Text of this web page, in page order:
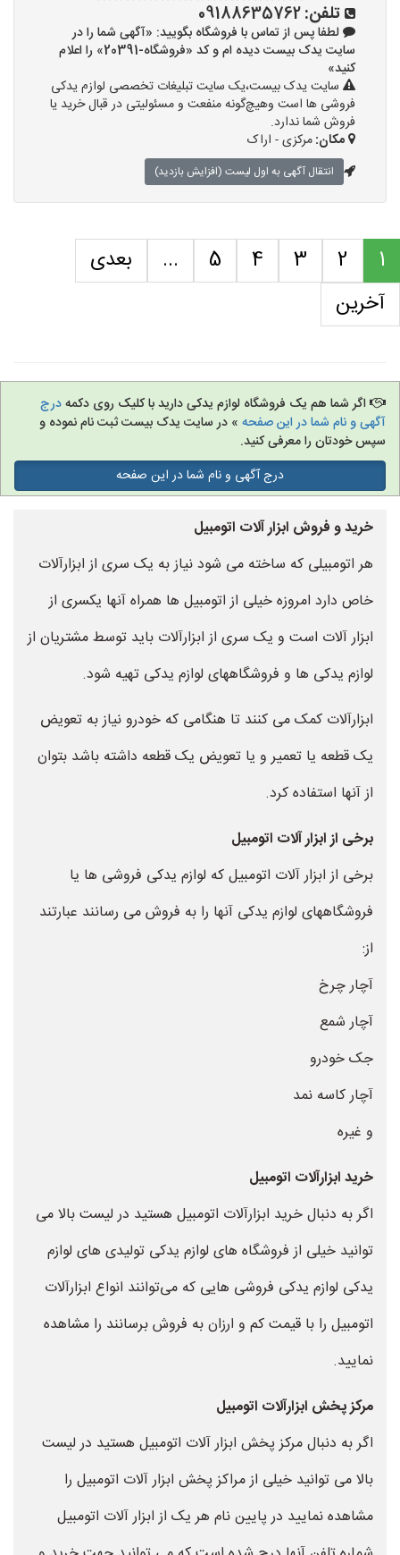
تلفن:09188635762
لطفا پس از تماس با فروشگاه بگویید: «آگهی شما را در
سایت یدک بیست دیده ام و کد «فروشگاه-20391» را اعلام
کنید»
سایت یدک بیست،یک سایت تبلیغات تخصصی لوازم یدکی
فروشی ها است وهیچ‌گونه منفعت و مسئولیتی در قبال خرید یا
فروش شما ندارد.
مکان:مرکزی - اراک
انتقال آگهی به اول لیست (افزایش بازدید)
...
بعدی
آخرین
اگر شما هم یک فروشگاه لوازم یدکی دارید با کلیک روی دکمهدرج
آگهی و نام شما در این صفحه» در سایت یدک بیست ثبت نام نموده و
سپس خودتان را معرفی کنید.
درج آگهی و نام شما در این صفحه
خرید و فروش ابزار آلات اتومبیل
هر اتومبیلی که ساخته می شود نیاز به یک سری از ابزارآلات
خاص دارد امروزه خیلی از اتومبیل ها همراه آنها یکسری از
ابزار آلات است و یک سری از ابزارآلات باید توسط مشتریان از
لوازم یدکی ها و فروشگاههای لوازم یدکی تهیه شود.
ابزارآلات کمک می کنند تا هنگامی که خودرو نیاز به تعویض
یک قطعه یا تعمیر و یا تعویض یک قطعه داشته باشد بتوان
از آنها استفاده کرد.
برخی از ابزار آلات اتومبیل
برخی از ابزار آلات اتومبیل که لوازم یدکی فروشی ها یا
فروشگاههای لوازم یدکی آنها را به فروش می رسانند عبارتند
آچار چرخ
آچار شمع
جک خودرو
آچار کاسه نمد
و غیره
خرید ابزارآلات اتومبیل
اگر به دنبال خرید ابزارآلات اتومبیل هستید در لیست بالا می
توانید خیلی از فروشگاه های لوازم یدکی تولیدی های لوازم
یدکی لوازم یدکی فروشی هایی که می‌توانند انواع ابزارآلات
اتومبیل را با قیمت کم و ارزان به فروش برسانند را مشاهده
نمایید.
مرکز پخش ابزارآلات اتومبیل
اگر به دنبال مرکز پخش ابزار آلات اتومبیل هستید در لیست
بالا می توانید خیلی از مراکز پخش ابزار آلات اتومبیل را
مشاهده نمایید در پایین نام هر یک از ابزار آلات اتومبیل